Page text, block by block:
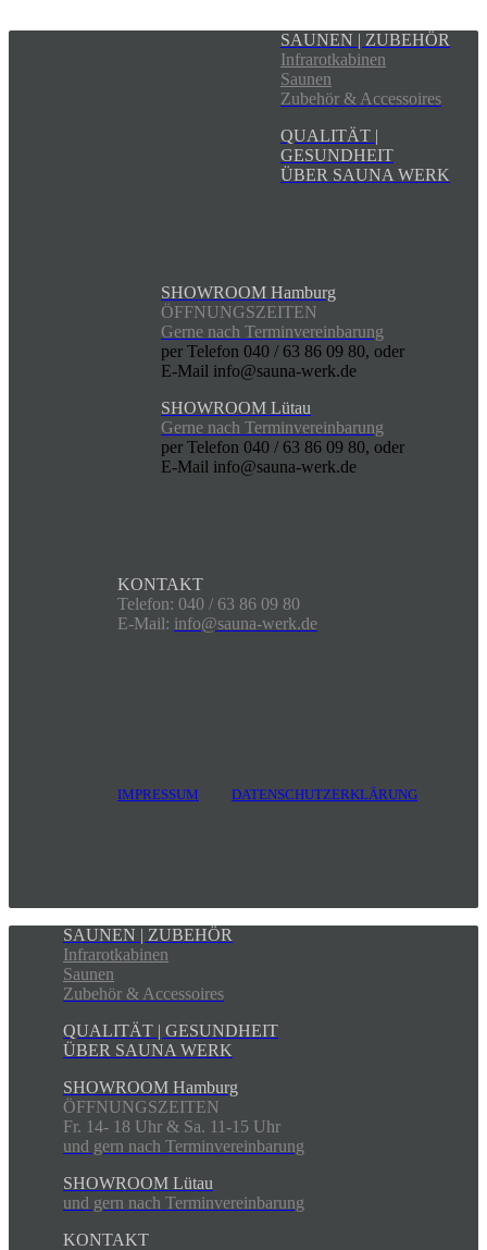
SAUNEN | ZUBEHÖR
Infrarotkabinen
Saunen
Zubehör & Accessoires
QUALITÄT |
GESUNDHEIT
ÜBER SAUNA WERK
SHOWROOM Hamburg
ÖFFNUNGSZEITEN
Gerne nach Terminvereinbarung
per Telefon 040 / 63 86 09 80, oder
E-Mail info@sauna-werk.de
SHOWROOM Lütau
Gerne nach Terminvereinbarung
per Telefon 040 / 63 86 09 80, oder
E-Mail info@sauna-werk.de
KONTAKT
Telefon: 040 / 63 86 09 80
E-Mail: info@sauna-werk.de
IMPRESSUM DATENSCHUTZERKLÄRUNG
SAUNEN | ZUBEHÖR
Infrarotkabinen
Saunen
Zubehör & Accessoires
QUALITÄT | GESUNDHEIT
ÜBER SAUNA WERK
SHOWROOM Hamburg
ÖFFNUNGSZEITEN
Fr. 14- 18 Uhr & Sa. 11-15 Uhr
und gern nach Terminvereinbarung
SHOWROOM Lütau
und gern nach Terminvereinbarung
KONTAKT